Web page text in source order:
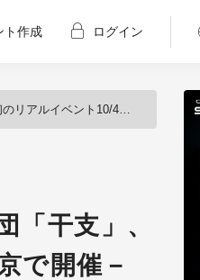
ト作成 ログイン
－ライブスカルプト×音楽で五感を刺激
「干支」、
で開催－